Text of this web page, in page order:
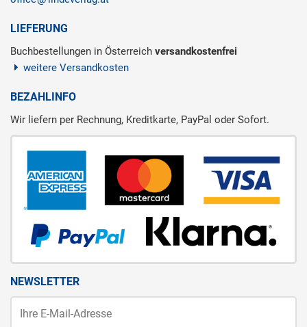
LIEFERUNG
Buchbestellungen in Österreich versandkostenfrei
weitere Versandkosten
BEZAHLINFO
Wir liefern per Rechnung, Kreditkarte, PayPal oder Sofort.
NEWSLETTER